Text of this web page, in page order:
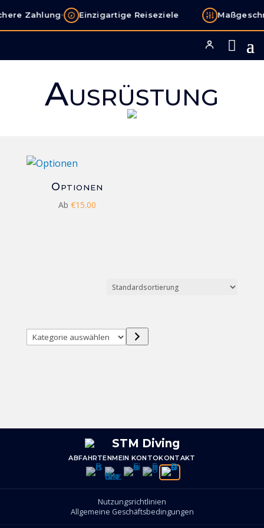
Zahlung• Einzigartige Reiseziele
Ausrüstung
Optionen
Ab €15.00
Kategorie
auswählen
ABFAHRTENMEIN KONTOKONTAKT
Nutzungsrichtlinien
Allgemeine Geschäftsbedingungen